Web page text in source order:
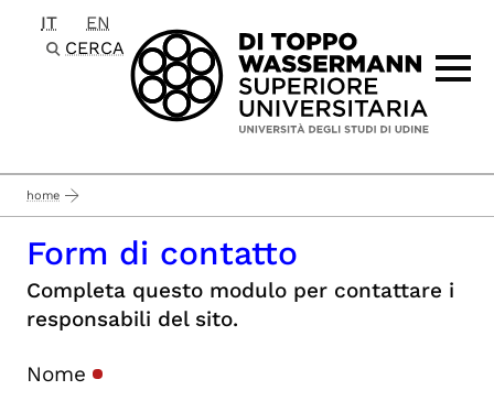
Passa al contenuto principale
IT
EN
CERCA
home
Form di contatto
Completa questo modulo per contattare i
responsabili del sito.
Nome